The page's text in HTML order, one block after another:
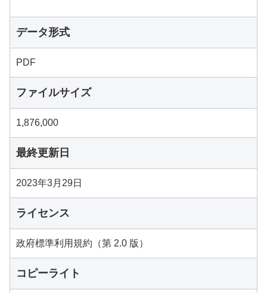
データ形式
PDF
ファイルサイズ
1,876,000
最終更新日
2023年3月29日
ライセンス
政府標準利用規約（第 2.0 版）
コピーライト